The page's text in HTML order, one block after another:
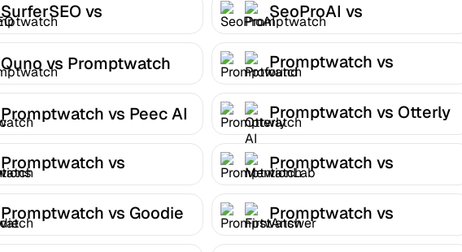
SurferSEO vs
Promptwatch
SeoProAI vs
Promptwatch
Quno vs Promptwatch
Promptwatch vs
Profound
Promptwatch vs Peec AI
Promptwatch vs Otterly
AI
Promptwatch vs
Mentions
Promptwatch vs
MentionLab
Promptwatch vs Goodie
AI
Promptwatch vs
FirstAnswer